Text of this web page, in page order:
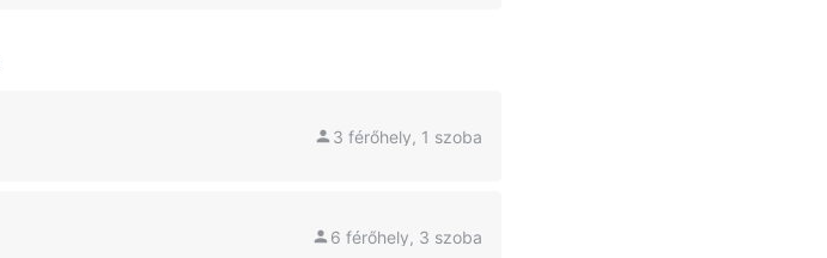
3 férőhely, 1 szoba
6 férőhely, 3 szoba